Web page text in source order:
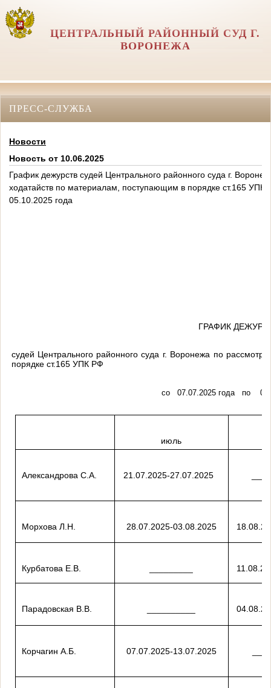
ЦЕНТРАЛЬНЫЙ РАЙОННЫЙ СУД Г.
ВОРОНЕЖА
ПРЕСС-СЛУЖБА
Новости
Новость от 10.06.2025
График дежурств судей Центрального районного суда г.
ходатайств по материалам, поступающим в порядке ст.165 УПК
05.10.2025 года
ГРАФИК
судей Центрального районного суда г. Воронежа по
порядке ст.165 УПК РФ
со 07.07.2025 года по
июль
Александрова С.А. 21.07.2025-27.07.2025
Морхова Л.Н. 28.07.2025-03.08.2025
Курбатова Е.В.
Парадовская В.В.
Корчагин А.Б. 07.07.2025-13.07.2025